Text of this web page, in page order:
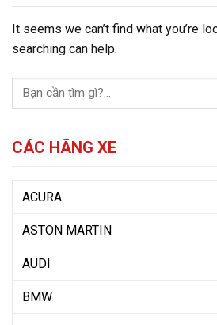
It seems we can’t find what you’re
searching can help.
CÁC HÃNG XE
ACURA
ASTON MARTIN
AUDI
BMW